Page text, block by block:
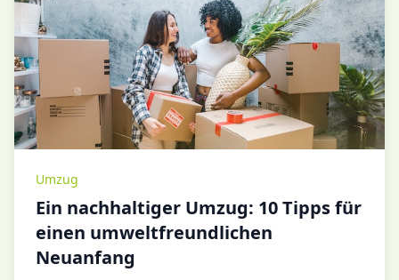
Umzug
Ein nachhaltiger Umzug: 10 Tipps für
einen umweltfreundlichen
Neuanfang